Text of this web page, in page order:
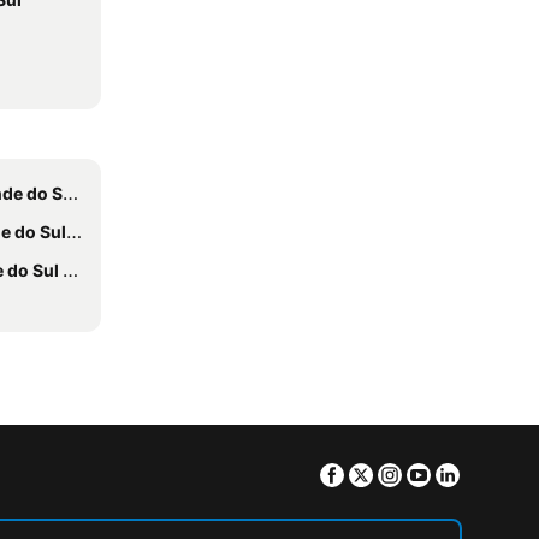
Hotéis
Hotéis
Hotéis
Facebook
TwitterInstagram
Youtube